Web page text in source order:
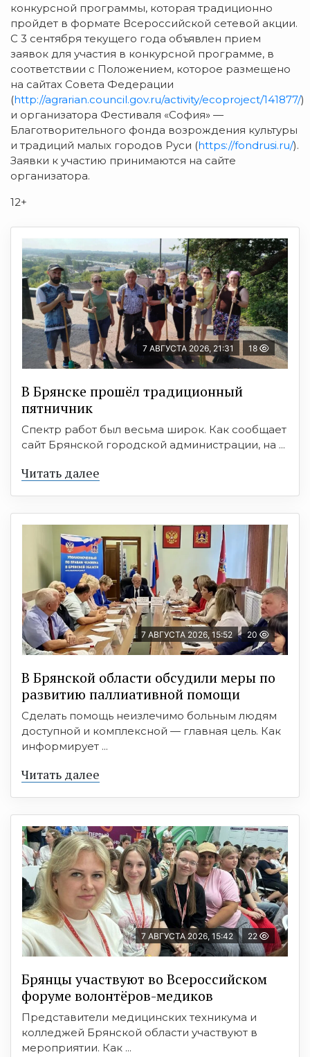
конкурсной программы, которая традиционно
пройдет в формате Всероссийской сетевой акции.
С 3 сентября текущего года объявлен прием
заявок для участия в конкурсной программе, в
соответствии с Положением, которое размещено
на сайтах Совета Федерации
(http://agrarian.council.gov.ru/activity/ecoproject/141877/)
и организатора Фестиваля «София» —
Благотворительного фонда возрождения культуры
и традиций малых городов Руси (https://fondrusi.ru/).
Заявки к участию принимаются на сайте
организатора.
12+
7 АВГУСТА 2026, 21:31 18
В Брянске прошёл традиционный
пятничник
Спектр работ был весьма широк. Как сообщает
сайт Брянской городской администрации, на ...
Читать далее
7 АВГУСТА 2026, 15:52 20
В Брянской области обсудили меры по
развитию паллиативной помощи
Сделать помощь неизлечимо больным людям
доступной и комплексной — главная цель. Как
информирует ...
Читать далее
7 АВГУСТА 2026, 15:42 22
Брянцы участвуют во Всероссийском
форуме волонтёров-медиков
Представители медицинских техникума и
колледжей Брянской области участвуют в
мероприятии. Как ...